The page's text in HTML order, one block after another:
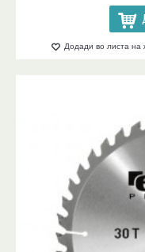
Додади во листа на